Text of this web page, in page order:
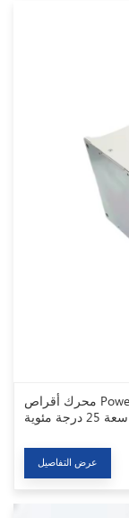
محرك أقراص PowerFlex AC سعة 25 درجة D1P4N114 مئوية جديد
عرض التفاصيل